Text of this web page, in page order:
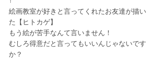
絵画教室が好きと言ってくれたお友達が描い
た【ヒトカゲ】
もう絵が苦手なんて言いません！
むしろ得意だと言ってもいいんじゃないです
か？